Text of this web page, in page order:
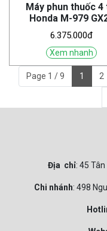
Máy phun thuốc 4
Honda M-979
(Megic)
6.375.000đ
Xem nhanh
Page 1 / 9 1 2
Địa chỉ: 45 Tân
Chi nhánh: 498